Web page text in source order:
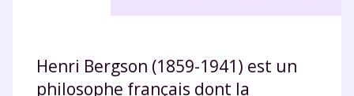
Henri Bergson (1859-1941) est un
philosophe français dont la